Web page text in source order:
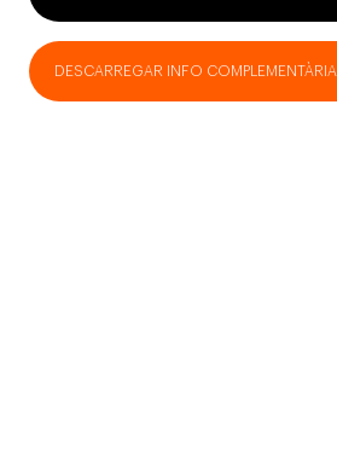
DESCARREGAR INFO COMPLEMENTÀRIA